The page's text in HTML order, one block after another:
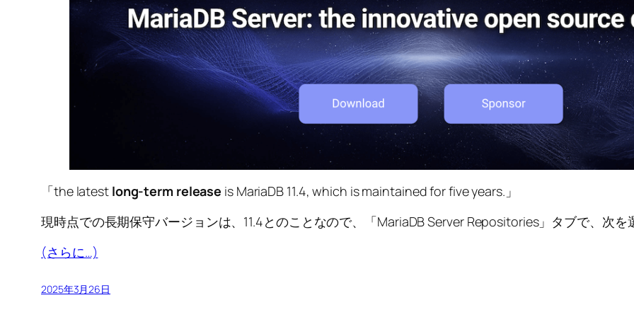
「the latest long-term release is MariaDB 11.4, which is maintained for five years.」
現時点での長期保守バージョンは、11.4とのことなので、「MariaDB Server Repositories」タブで、次を
(さらに…)
2025年3月26日